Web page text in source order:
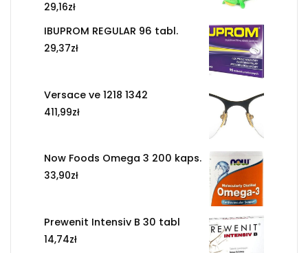
29,16zł
IBUPROM REGULAR 96 tabl.
29,37zł
Versace ve 1218 1342
411,99zł
Now Foods Omega 3 200 kaps.
33,90zł
Prewenit Intensiv B 30 tabl
14,74zł